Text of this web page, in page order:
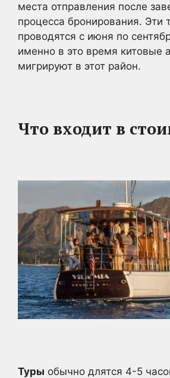
места отправления после
процесса бронирования. Эти
проводятся с июня по
именно в это время китовые
мигрируют в этот район.
Что входит в
Туры обычно длятся 4-5